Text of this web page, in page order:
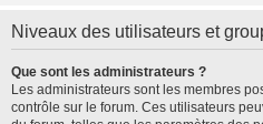
Niveaux des utilisateurs et
Que sont les administrateurs ?
Les administrateurs sont les membres
contrôle sur le forum. Ces utilisateurs